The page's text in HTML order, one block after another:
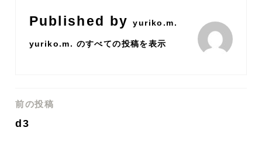
Published byyuriko.m.
yuriko.m. のすべての投稿を表示
投
前の投稿
d3